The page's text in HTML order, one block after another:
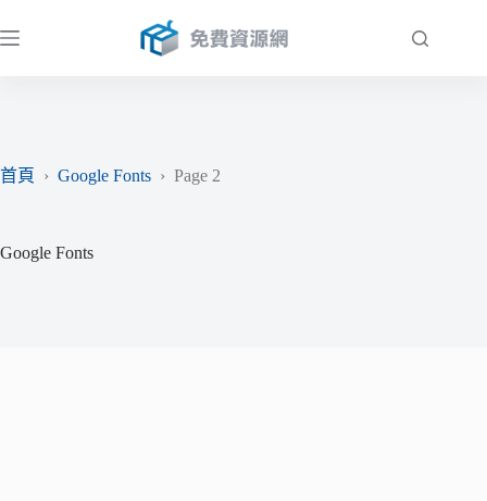
至
首頁
› Google Fonts › Page 2
Google Fonts